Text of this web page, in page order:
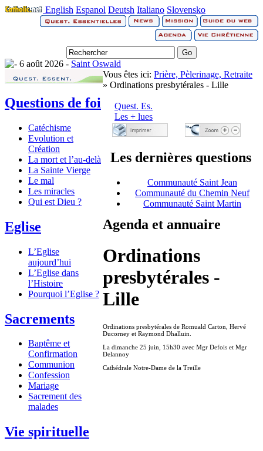
English Espanol Deutsh Italiano Slovensko
6 août 2026 - Saint Oswald
Questions de foi
Catéchisme
Evolution et
Création
La mort et l’au-delà
La Sainte Vierge
Le mal
Les miracles
Qui est Dieu ?
Eglise
L’Eglise
aujourd’hui
L’Eglise dans
l’Histoire
Pourquoi l’Eglise ?
Sacrements
Baptême et
Confirmation
Communion
Confession
Mariage
Sacrement des
malades
Vie spirituelle
Vous êtes ici: Prière, Pèlerinage, Retraite
» Ordinations presbytérales - Lille
Quest. Es.
Les + lues
Les dernières questions
Communauté Saint Jean
Communauté du Chemin Neuf
Communauté Saint Martin
Agenda et annuaire
Ordinations
presbytérales -
Lille
Ordinations presbytérales de Romuald Carton, Hervé
Ducorney et Raymond Dhalluin.
La dimanche 25 juin, 15h30 avec Mgr Defois et Mgr
Delannoy
Cathédrale Notre-Dame de la Treille